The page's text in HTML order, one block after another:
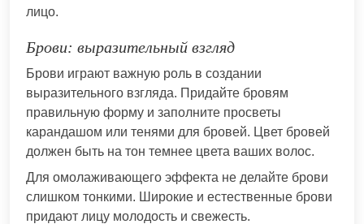
лицо.
Брови: выразительный взгляд
Брови играют важную роль в создании
выразительного взгляда. Придайте бровям
правильную форму и заполните просветы
карандашом или тенями для бровей. Цвет бровей
должен быть на тон темнее цвета ваших волос.
Для омолаживающего эффекта не делайте брови
слишком тонкими. Широкие и естественные брови
придают лицу молодость и свежесть.